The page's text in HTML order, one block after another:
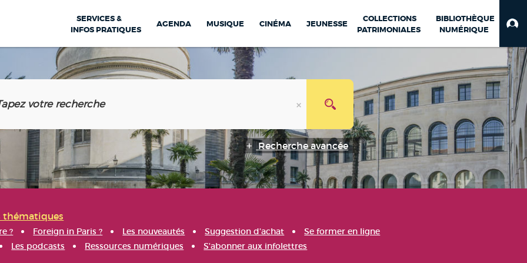
SERVICES &
INFOS PRATIQUES
AGENDA MUSIQUE CINÉMA JEUNESSE
COLLECTIONS
PATRIMONIALES
BIBLIOTHÈQUE
NUMÉRIQUE
Recherche avancée
thématiques
? Foreign in Paris ? Les nouveautés Suggestion d'achat
Se former en ligne
Les podcasts Ressources numériques S'abonner aux infolettres